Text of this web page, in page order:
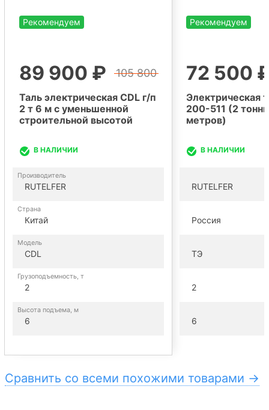
Таль электрическая CDL г/п
2 т 6 м с уменьшенной
строительной высотой
Рекомендуем
В НАЛИЧИИ
89 900 ₽ 105 800
Производитель
RUTELFER
Страна
Китай
Модель
CDL
Грузоподъемность, т
2
Высота подъема, м
6
Электрическая
200-511 (2
метров)
Рекомендуем
В НАЛИЧИИ
72 500
RUTELFER
Россия
ТЭ
2
6
Сравнить со всеми похожими товарами →